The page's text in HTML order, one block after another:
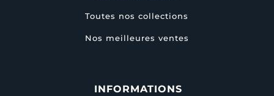
Toutes nos collections
Nos meilleures ventes
INFORMATIONS